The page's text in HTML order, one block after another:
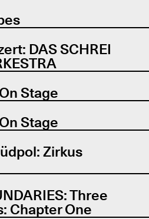
DAS SCHREI
Stage
Stage
Zirkus
Three
Chapter One